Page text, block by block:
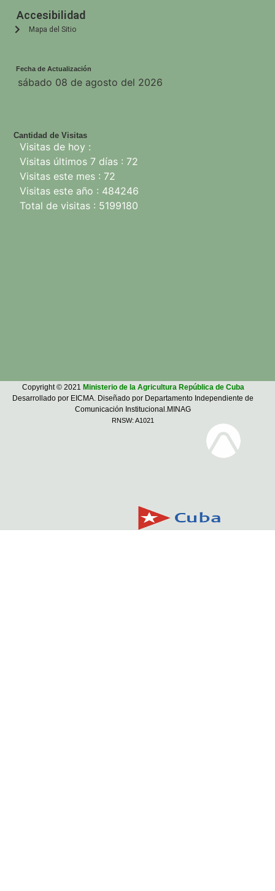
Accesibilidad
Mapa del Sitio
Fecha de Actualización
Cantidad de Visitas
Visitas de hoy :
Visitas últimos 7 días : 72
Visitas este mes : 72
Visitas este año : 484246
Total de visitas : 5199180
sábado 08 de agosto del 2026
Copyright © 2021 Ministerio de la Agricultura República de Cuba
Desarrollado por EICMA. Diseñado por Departamento Independiente de
Comunicación Institucional.MINAG
RNSW: A1021